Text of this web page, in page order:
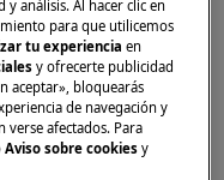
y análisis. Al hacer clic en
para que utilicemos
tu experienciaen
y ofrecerte publicidad
aceptar», bloquearás
de navegación y
verse afectados. Para
Aviso sobre cookies y